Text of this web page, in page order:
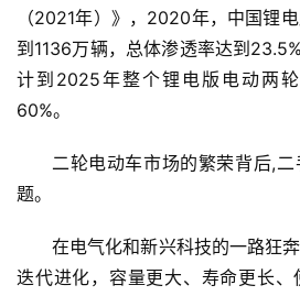
（2021年）》，2020年，中国锂
到1136万辆，总体渗透率达到
计到2025年整个锂电版电动两
60%。
二轮电动车市场的繁荣背后,
题。
在电气化和新兴科技的一路狂
迭代进化，容量更大、寿命更长